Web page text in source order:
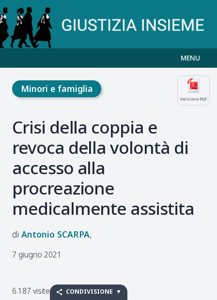
MENU
Versione PDF
Minori e famiglia
Crisi della coppia e
revoca della volontà di
accesso alla
procreazione
medicalmente assistita
Antonio SCARPA
7 giugno 2021
6.187 visite CONDIVISIONE